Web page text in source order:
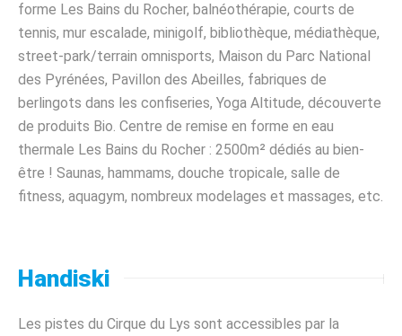
forme Les Bains du Rocher, balnéothérapie, courts de
tennis, mur escalade, minigolf, bibliothèque, médiathèque,
street-park/terrain omnisports, Maison du Parc National
des Pyrénées, Pavillon des Abeilles, fabriques de
berlingots dans les confiseries, Yoga Altitude, découverte
de produits Bio. Centre de remise en forme en eau
thermale Les Bains du Rocher : 2500m² dédiés au bien-
être ! Saunas, hammams, douche tropicale, salle de
fitness, aquagym, nombreux modelages et massages, etc.
Handiski
Les pistes du Cirque du Lys sont accessibles par la